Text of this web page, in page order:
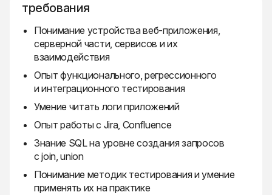
требования
Понимание устройства веб-приложения,
серверной части, сервисов и их
взаимодействия
Опыт функционального, регрессионного
и интеграционного тестирования
Умение читать логи приложений
Опыт работы с Jira, Confluence
Знание SQL на уровне создания запросов
с join, union
Понимание методик тестирования и умение
применять их на практике